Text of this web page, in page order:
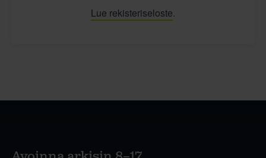
Lue rekisteriseloste.